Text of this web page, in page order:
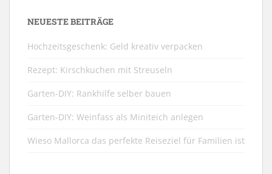
NEUESTE BEITRÄGE
Hochzeitsgeschenk: Geld kreativ verpacken
Rezept: Kirschkuchen mit Streuseln
Garten-DIY: Rankhilfe selber bauen
Garten-DIY: Weinfass als Miniteich anlegen
Wieso Mallorca das perfekte Reiseziel für Familien ist